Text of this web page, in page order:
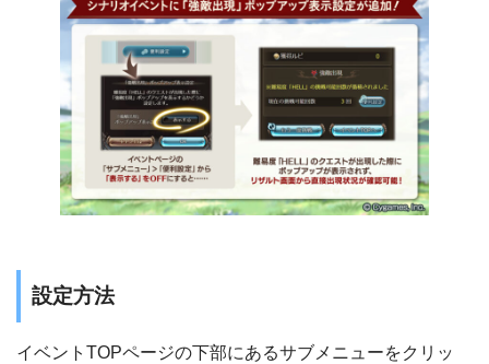
設定方法
イベントTOPページの下部にあるサブメニューをクリッ